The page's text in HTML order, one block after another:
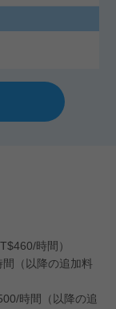
時間）
（以降の追加料
時間（以降の追